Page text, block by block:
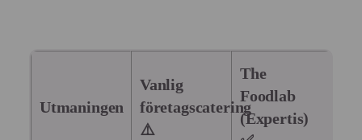
Utmaningen
Vanlig
företagscatering
⚠️
The
Foodlab
(Expertis)